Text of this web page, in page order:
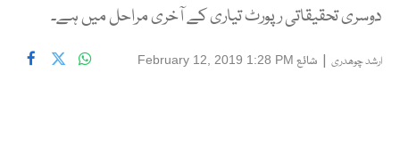
دوسری تحقیقاتی رپورٹ تیاری کے آخری مراحل میں ہے۔
ارشد چوھدری | شائع February 12, 2019 1:28 PM